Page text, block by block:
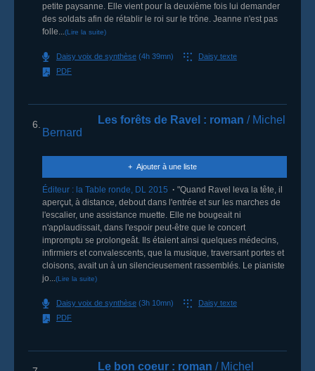
petite paysanne. Elle vient pour la deuxième fois lui demander
des soldats afin de rétablir le roi sur le trône. Jeanne n'est pas
folle...(Lire la suite)
Daisy voix de synthèse (4h 39mn)
Daisy texte
PDF
6. Les forêts de Ravel : roman / Michel
Bernard
Ajouter à une liste
Éditeur : la Table ronde, DL 2015
"Quand Ravel leva la tête, il
aperçut, à distance, debout dans l'entrée et sur les marches de
l'escalier, une assistance muette. Elle ne bougeait ni
n'applaudissait, dans l'espoir peut-être que le concert
impromptu se prolongeât. Ils étaient ainsi quelques médecins,
infirmiers et convalescents, que la musique, traversant portes et
cloisons, avait un à un silencieusement rassemblés. Le pianiste
jo...(Lire la suite)
Daisy voix de synthèse (3h 10mn)
Daisy texte
PDF
Le bon coeur : roman / Michel